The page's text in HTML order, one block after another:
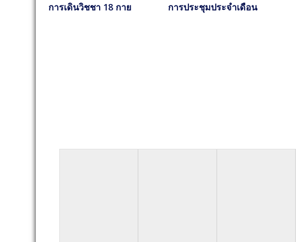
การเดินวิชชา 18 กาย การประชุมประจำเดือน